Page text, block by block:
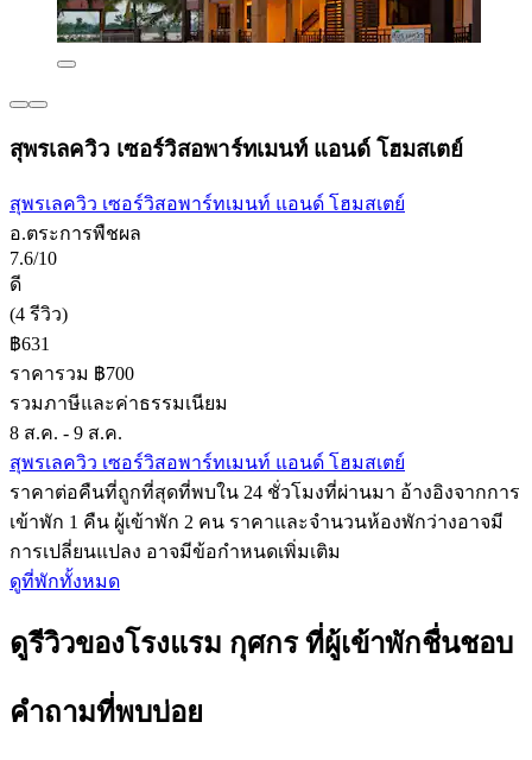
สุพรเลควิว เซอร์วิสอพาร์ทเมนท์ แอนด์ โฮมสเตย์
สุพรเลควิว เซอร์วิสอพาร์ทเมนท์ แอนด์ โฮมสเตย์
อ.ตระการพืชผล
7.6/10
ดี
(4 รีวิว)
฿631
ราคารวม ฿700
รวมภาษีและค่าธรรมเนียม
8 ส.ค. - 9 ส.ค.
สุพรเลควิว เซอร์วิสอพาร์ทเมนท์ แอนด์ โฮมสเตย์
ราคาต่อคืนที่ถูกที่สุดที่พบใน 24 ชั่วโมงที่ผ่านมา อ้างอิงจากการ
เข้าพัก 1 คืน ผู้เข้าพัก 2 คน ราคาและจำนวนห้องพักว่างอาจมี
การเปลี่ยนแปลง อาจมีข้อกำหนดเพิ่มเติม
ดูที่พักทั้งหมด
ดูรีวิวของโรงแรม กุศกร ที่ผู้เข้าพักชื่นชอบ
คำถามที่พบบ่อย